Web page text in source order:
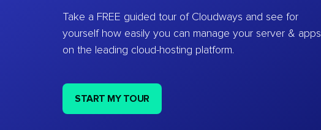
Take a FREE guided tour of Cloudways and see for
yourself how easily you can manage your server & apps
on the leading cloud-hosting platform.
START MY TOUR